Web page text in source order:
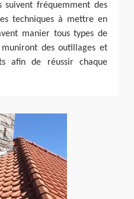
suivent fréquemment des
techniques à mettre en
manier tous types de
des outillages et
afin de réussir chaque